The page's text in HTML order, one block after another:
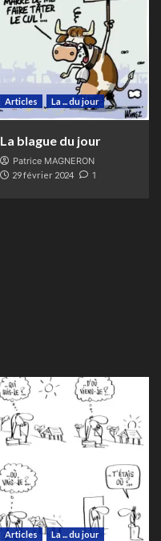
Articles La ... du jour
La blague du jour
Patrice MAGNERON
29 février 2024 1
Articles La ... du jour